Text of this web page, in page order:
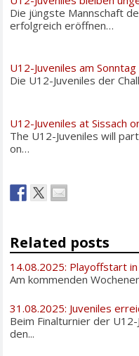
Die jüngste Mannschaft
erfolgreich eröffnen…
U12-Juveniles am Sonntag
Die U12-Juveniles der
U12-Juveniles at Sissach
The U12-Juveniles will
on…
Related posts
14.08.2025: Playoffstart
Am kommenden
31.08.2025: Juveniles
Beim Finalturnier der
den...